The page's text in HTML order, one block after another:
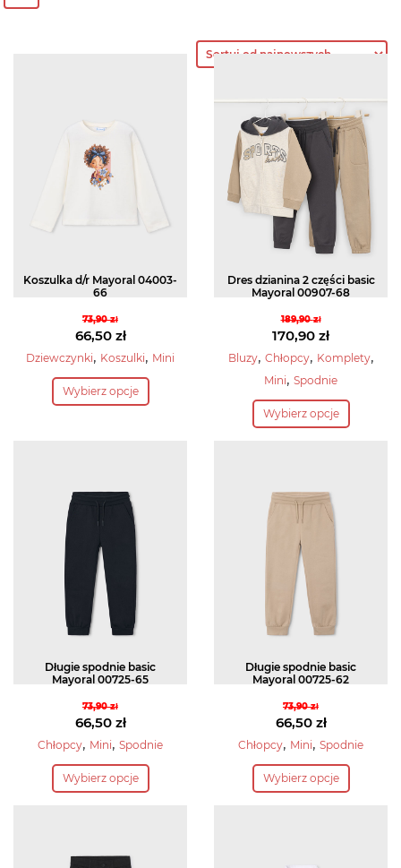
Koszulka d/r Mayoral 04003-
66
73,90zł
Pierwotna
cena
wynosiła:
73,90 zł.
66,50 zł
Aktualna
cena
wynosi:
Dziewczynki, Koszulki, Mini
Wybierz opcje
Ten
produkt
Opcje
można
wybrać
na
stronie
produktu
Dres dzianina 2 części basic
Mayoral 00907-68
189,90zł
Pierwotna
cena
wynosiła:
170,90 zł
Aktualna
cena
170,90 zł.
Bluzy, Chłopcy, Komplety,
Mini, Spodnie
Wybierz opcje
Ten
produkt
wariantów.
Opcje
można
wybrać
na
stronie
produktu
Długie spodnie basic
Mayoral 00725-65
73,90zł
Pierwotna
cena
wynosiła:
73,90 zł.
66,50 zł
Aktualna
cena
wynosi:
Chłopcy, Mini, Spodnie
Wybierz opcje
Ten
produkt
wariantów.
Długie spodnie basic
Mayoral 00725-62
73,90zł
Pierwotna
cena
wynosiła:
73,90 zł.
66,50 zł
Aktualna
cena
wynosi:
Chłopcy, Mini, Spodnie
Wybierz opcje
Ten
produkt